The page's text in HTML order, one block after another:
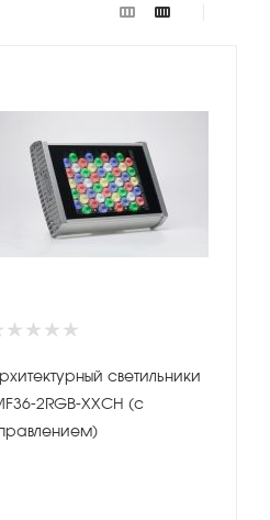
светильники
2RGB-XXCH (с